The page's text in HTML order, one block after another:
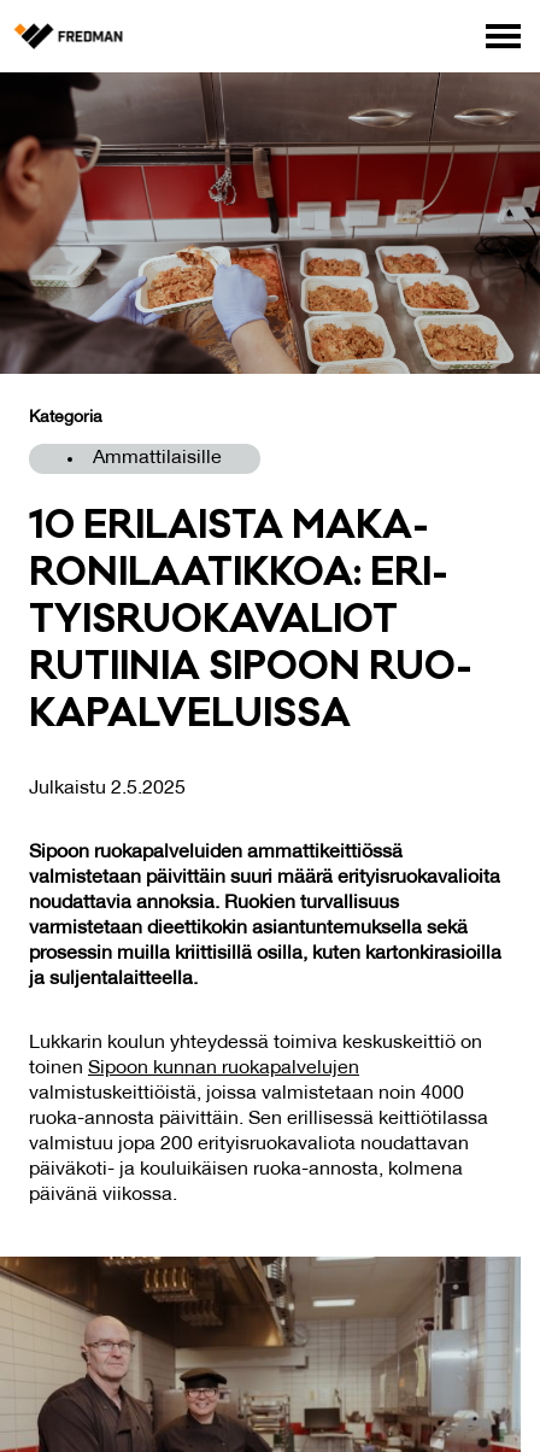
Media
Tehtaanmyymälä
Verkkokauppa ammattilaisille
English Suomi
Kategoria
Ammattilaisille
10 ERI­LAIS­TA MA­KA­
RO­NI­LAA­TIK­KOA: ERI­
TYIS­RUO­KA­VA­LIOT
RU­TII­NIA SI­POON RUO­
KA­PAL­VE­LUIS­SA
Julkaistu 2.5.2025
Sipoon ruokapalveluiden ammattikeittiössä
valmistetaan päivittäin suuri määrä erityisruokavalioita
noudattavia annoksia. Ruokien turvallisuus
varmistetaan dieettikokin asiantuntemuksella sekä
prosessin muilla kriittisillä osilla, kuten kartonkirasioilla
ja suljentalaitteella.
Lukkarin koulun yhteydessä toimiva keskuskeittiö on
toinen Sipoon kunnan ruokapalvelujen
valmistuskeittiöistä, joissa valmistetaan noin 4000
ruoka-annosta päivittäin. Sen erillisessä keittiötilassa
valmistuu jopa 200 erityisruokavaliota noudattavan
päiväkoti- ja kouluikäisen ruoka-annosta, kolmena
päivänä viikossa.